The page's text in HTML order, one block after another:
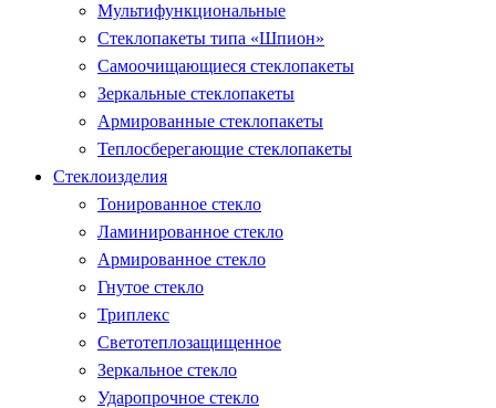
Мультифункциональные
Стеклопакеты типа «Шпион»
Самоочищающиеся стеклопакеты
Зеркальные стеклопакеты
Армированные стеклопакеты
Теплосберегающие стеклопакеты
Стеклоизделия
Тонированное стекло
Ламинированное стекло
Армированное стекло
Гнутое стекло
Триплекс
Светотеплозащищенное
Зеркальное стекло
Ударопрочное стекло